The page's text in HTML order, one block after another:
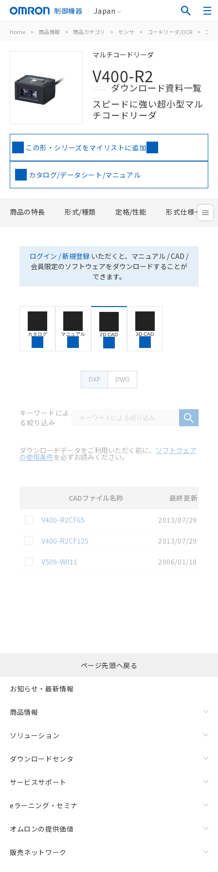
制御機器 Japan
Home > 商品情報 > 商品カテゴリ > センサ > コードリーダ/OCR > コ
マルチコードリーダ
V400-R2
ダウンロード資料一覧
スピードに強い超小型マル
チコードリーダ
この形・シリーズをマイリストに追加
カタログ/データシート/マニュアル
商品の特長 形式/種類 定格/性能 形式仕様一覧
ログイン / 新規登録 いただくと、マニュアル / CAD /
会員限定のソフトウェアをダウンロードすることが
できます。
カタログ マニュアル 2D CAD 3D CAD
DXF DWG
キーワードによ
る絞り込み
ダウンロードデータをご利用いただく前に、 ソフトウェア
の使用条件を必ずお読みください。
CADファイル名称 最終更新
この資料を選択
V400-R2CF65
2013/07/29
この資料を選択
V400-R2CF125
2013/07/29
この資料を選択
V509-W011 2006/01/18
括ダウンロード
ページ先頭へ戻る
お知らせ・最新情報
商品情報
ソリューション
ダウンロードセンタ
サービスサポート
eラーニング・セミナ
オムロンの提供価値
販売ネットワーク